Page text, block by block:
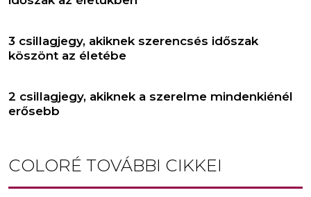
3 csillagjegy, akiknek szerencsés időszak
köszönt az életébe
2 csillagjegy, akiknek a szerelme mindenkiénél
erősebb
COLORÉ TOVÁBBI CIKKEI